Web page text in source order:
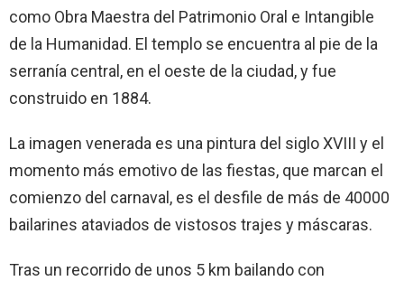
como Obra Maestra del Patrimonio Oral e Intangible
de la Humanidad. El templo se encuentra al pie de la
serranía central, en el oeste de la ciudad, y fue
construido en 1884.
La imagen venerada es una pintura del siglo XVIII y el
momento más emotivo de las fiestas, que marcan el
comienzo del carnaval, es el desfile de más de 40000
bailarines ataviados de vistosos trajes y máscaras.
Tras un recorrido de unos 5 km bailando con